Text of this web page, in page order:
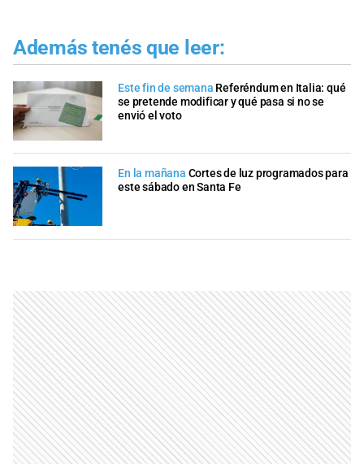
Además tenés que leer:
Este fin de semana Referéndum en Italia: qué
se pretende modificar y qué pasa si no se
envió el voto
En la mañana Cortes de luz programados para
este sábado en Santa Fe